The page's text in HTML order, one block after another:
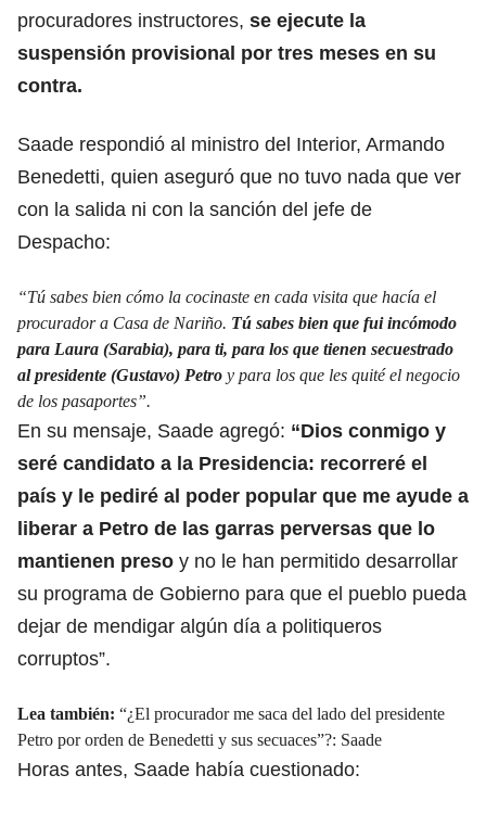
procuradores instructores, se ejecute la
suspensión provisional por tres meses en su
contra.
Saade respondió al ministro del Interior, Armando
Benedetti, quien aseguró que no tuvo nada que ver
con la salida ni con la sanción del jefe de
Despacho:
“Tú sabes bien cómo la cocinaste en cada visita que hacía el
procurador a Casa de Nariño. Tú sabes bien que fui incómodo
para Laura (Sarabia), para ti, para los que tienen secuestrado
al presidente (Gustavo) Petro y para los que les quité el negocio
de los pasaportes”.
En su mensaje, Saade agregó: “Dios conmigo y
seré candidato a la Presidencia: recorreré el
país y le pediré al poder popular que me ayude a
liberar a Petro de las garras perversas que lo
mantienen preso y no le han permitido desarrollar
su programa de Gobierno para que el pueblo pueda
dejar de mendigar algún día a politiqueros
corruptos”.
Lea también: “¿El procurador me saca del lado del presidente
Petro por orden de Benedetti y sus secuaces”?: Saade
Horas antes, Saade había cuestionado: